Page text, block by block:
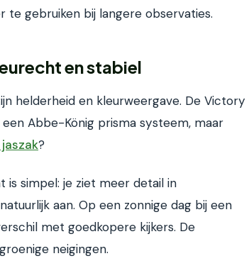
te gebruiken bij langere observaties.
en stabiel
helderheid en kleurweergave. De Victory
Abbe-König prisma systeem, maar
?
is simpel: je ziet meer detail in
aan. Op een zonnige dag bij een
met goedkopere kijkers. De
neigingen.